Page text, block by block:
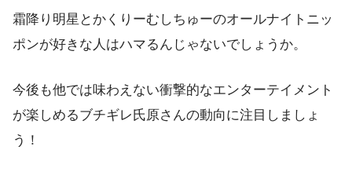
霜降り明星とかくりーむしちゅーのオールナイトニッ
ポンが好きな人はハマるんじゃないでしょうか。
今後も他では味わえない衝撃的なエンターテイメント
が楽しめるブチギレ氏原さんの動向に注目しましょ
う！